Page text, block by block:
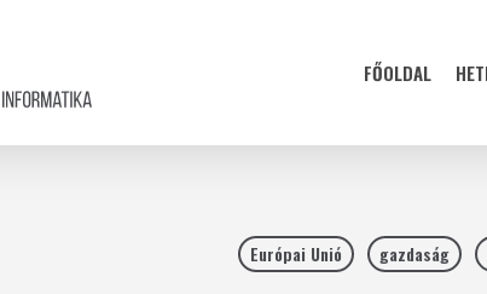
FŐOLDAL
Európai Unió gazdaság